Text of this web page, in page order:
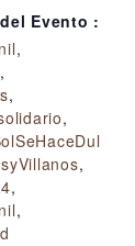
Evento :
,
,
,
,
,
,
,